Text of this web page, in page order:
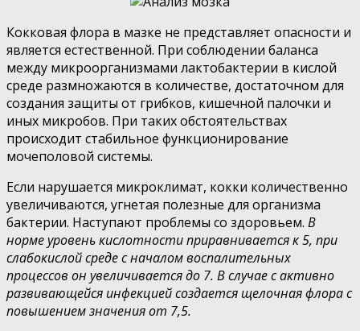
Кокковая флора в мазке не представляет опасности и
является естественной. При соблюдении баланса
между микроорганизмами лактобактерии в кислой
среде размножаются в количестве, достаточном для
создания защиты от грибков, кишечной палочки и
иных микробов. При таких обстоятельствах
происходит стабильное функционирование
мочеполовой системы.
Если нарушается микроклимат, кокки количественно
увеличиваются, угнетая полезные для организма
бактерии. Наступают проблемы со здоровьем. В
норме уровень кислотности приравнивается к 5, при
слабокислой среде с началом воспалительных
процессов он увеличивается до 7. В случае с активно
развивающейся инфекцией создается щелочная флора с
повышением значения от 7,5.